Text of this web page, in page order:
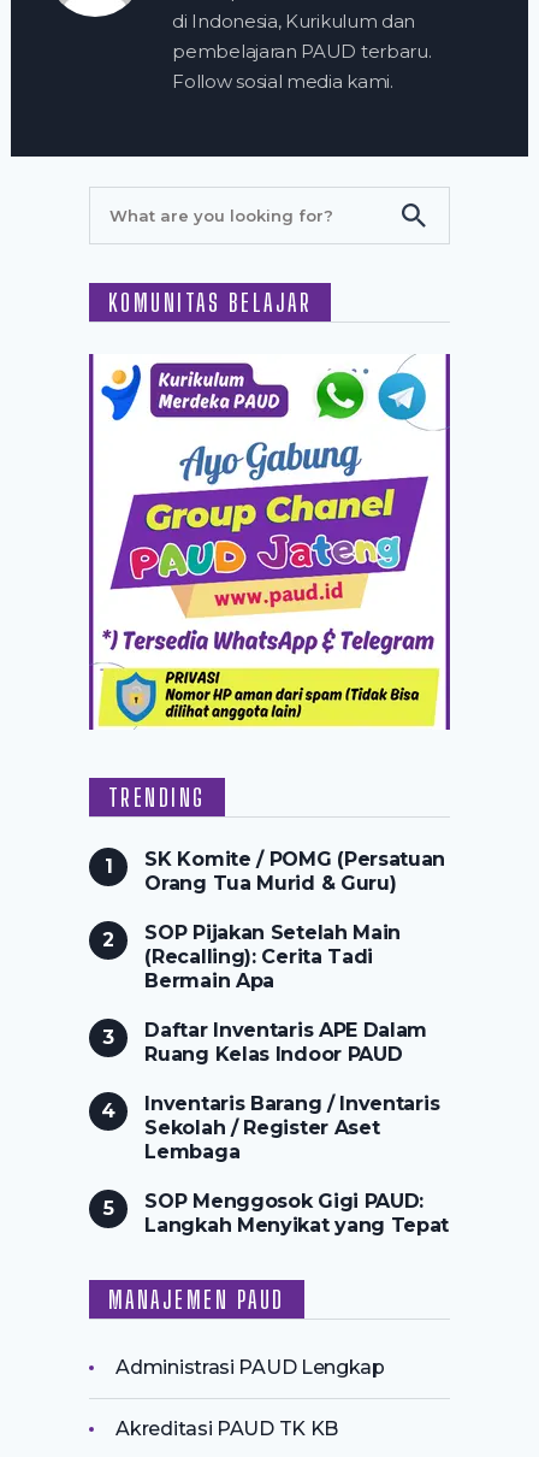
di Indonesia, Kurikulum dan
pembelajaran PAUD terbaru.
Follow sosial media kami.
KOMUNITAS BELAJAR
TRENDING
SK Komite / POMG (Persatuan
Orang Tua Murid & Guru)
SOP Pijakan Setelah Main
(Recalling): Cerita Tadi
Bermain Apa
Daftar Inventaris APE Dalam
Ruang Kelas Indoor PAUD
Inventaris Barang / Inventaris
Sekolah / Register Aset
Lembaga
SOP Menggosok Gigi PAUD:
Langkah Menyikat yang Tepat
MANAJEMEN PAUD
Administrasi PAUD Lengkap
Akreditasi PAUD TK KB